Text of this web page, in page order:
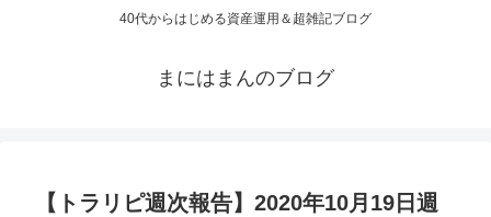
40代からはじめる資産運用＆超雑記ブログ
まにはまんのブログ
【トラリピ週次報告】2020年10月19日週